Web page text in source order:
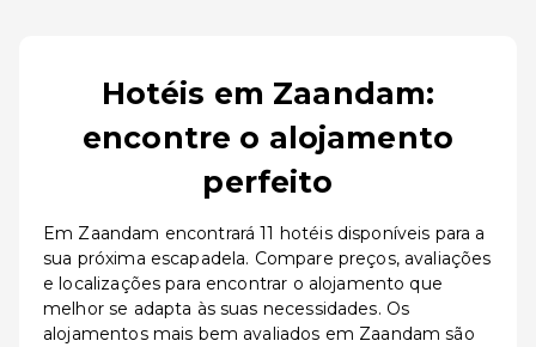
Hotéis em Zaandam:
encontre o alojamento
perfeito
Em Zaandam encontrará 11 hotéis disponíveis para a
sua próxima escapadela. Compare preços, avaliações
e localizações para encontrar o alojamento que
melhor se adapta às suas necessidades. Os
alojamentos mais bem avaliados em Zaandam são